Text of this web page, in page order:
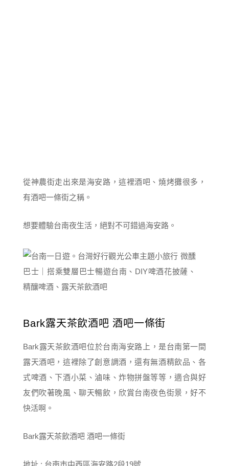
從神農街走出來是海安路，這裡酒吧、燒烤攤很多，
有酒吧一條街之稱。
想要體驗台南夜生活，絕對不可錯過海安路。
Bark露天茶飲酒吧 酒吧一條街
Bark露天茶飲酒吧位於台南海安路上，是台南第一間
露天酒吧，這裡除了創意調酒，還有無酒精飲品、各
式啤酒、下酒小菜、滷味、炸物拼盤等等，適合與好
友們吹著晚風、聊天暢飲，欣賞台南夜色街景，好不
快活啊。
Bark露天茶飲酒吧 酒吧一條街
地址 : 台南市中西區海安路2段19號